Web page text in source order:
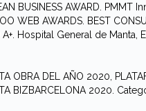
BUSINESS AWARD.
WEB AWARDS. BEST
A+. Hospital General de
OBRA DEL AÑO 2020,
BIZBARCELONA 2020.